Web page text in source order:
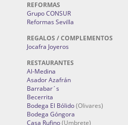
REFORMAS
Grupo CONSUR
Reformas Sevilla
REGALOS / COMPLEMENTOS
Jocafra Joyeros
RESTAURANTES
Al-Medina
Asador Azafrán
Barrabar´s
Becerrita
Bodega El Bólido(Olivares)
Bodega Góngora
Casa Rufino(Umbrete)